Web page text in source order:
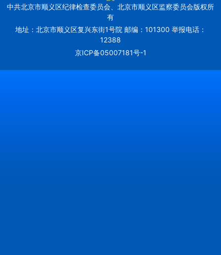
中共北京市顺义区纪律检查委员会、北京市顺义区监察委员会版权所
有
地址：北京市顺义区复兴东街1号院 邮编：101300 举报电话：
12388
京ICP备05007181号-1